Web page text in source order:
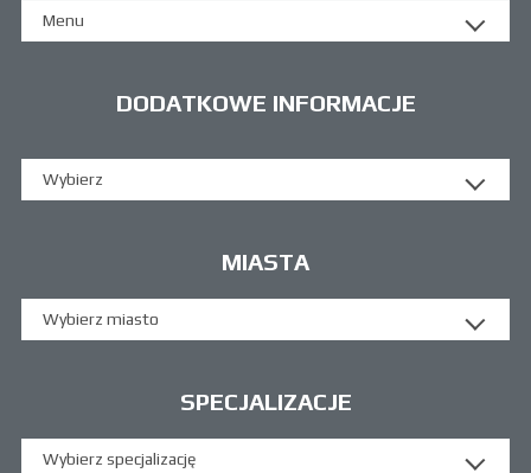
Menu
DODATKOWE INFORMACJE
Wybierz
MIASTA
Wybierz miasto
SPECJALIZACJE
Wybierz specjalizację